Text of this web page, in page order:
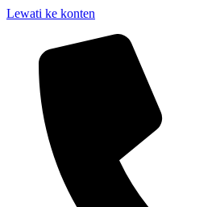
Lewati ke konten